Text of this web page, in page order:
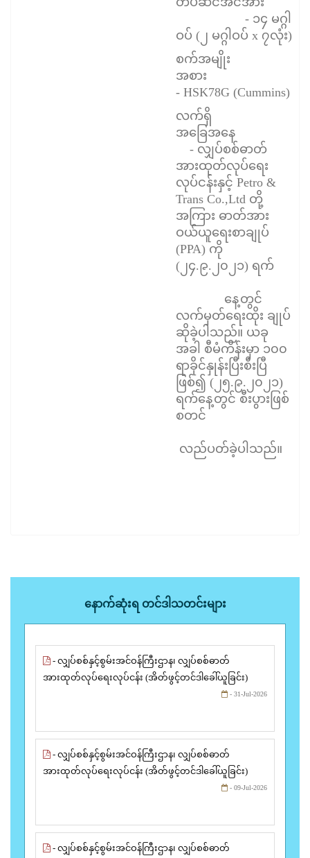
- ၁၄ မဂ္ဂါ
ဝပ် (၂ မဂ္ဂါဝပ် x ၇လုံး)
စက်အမျိုး
အစား
- HSK78G (Cummins)
လက်ရှိ
အခြေအနေ
- လျှပ်စစ်ဓာတ်
အားထုတ်လုပ်ရေး
လုပ်ငန်းနှင့် Petro &
Trans Co.,Ltd တို့
အကြား ဓာတ်အား
ဝယ်ယူရေးစာချုပ်
(PPA) ကို
(၂၄.၉.၂၀၂၁) ရက်
နေ့တွင်
လက်မှတ်ရေးထိုး ချုပ်
ဆိုခဲ့ပါသည်။ ယခု
အခါ စီမံကိန်းမှာ ၁၀၀
ရာခိုင်နှုန်းပြီးစီးပြီ
ဖြစ်၍ (၂၅.၉.၂၀၂၁)
ရက်နေ့တွင် စီးပွားဖြစ်
စတင်
လည်ပတ်ခဲ့ပါသည်။
နောက်ဆုံးရ တင်ဒါသတင်းများ
- လျှပ်စစ်နှင့်စွမ်းအင်ဝန်ကြီးဌာန၊ လျှပ်စစ်ဓာတ်
အားထုတ်လုပ်ရေးလုပ်ငန်း (အိတ်ဖွင့်တင်ဒါခေါ်ယူခြင်း)
- 31-Jul-2026
- လျှပ်စစ်နှင့်စွမ်းအင်ဝန်ကြီးဌာန၊ လျှပ်စစ်ဓာတ်
အားထုတ်လုပ်ရေးလုပ်ငန်း (အိတ်ဖွင့်တင်ဒါခေါ်ယူခြင်း)
- 09-Jul-2026
- လျှပ်စစ်နှင့်စွမ်းအင်ဝန်ကြီးဌာန၊ လျှပ်စစ်ဓာတ်